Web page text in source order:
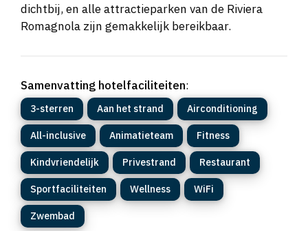
dichtbij, en alle attractieparken van de Riviera
Romagnola zijn gemakkelijk bereikbaar.
Samenvatting hotelfaciliteiten:
3-sterren Aan het strand Airconditioning
All-inclusive Animatieteam Fitness
Kindvriendelijk Privestrand Restaurant
Sportfaciliteiten Wellness WiFi
Zwembad